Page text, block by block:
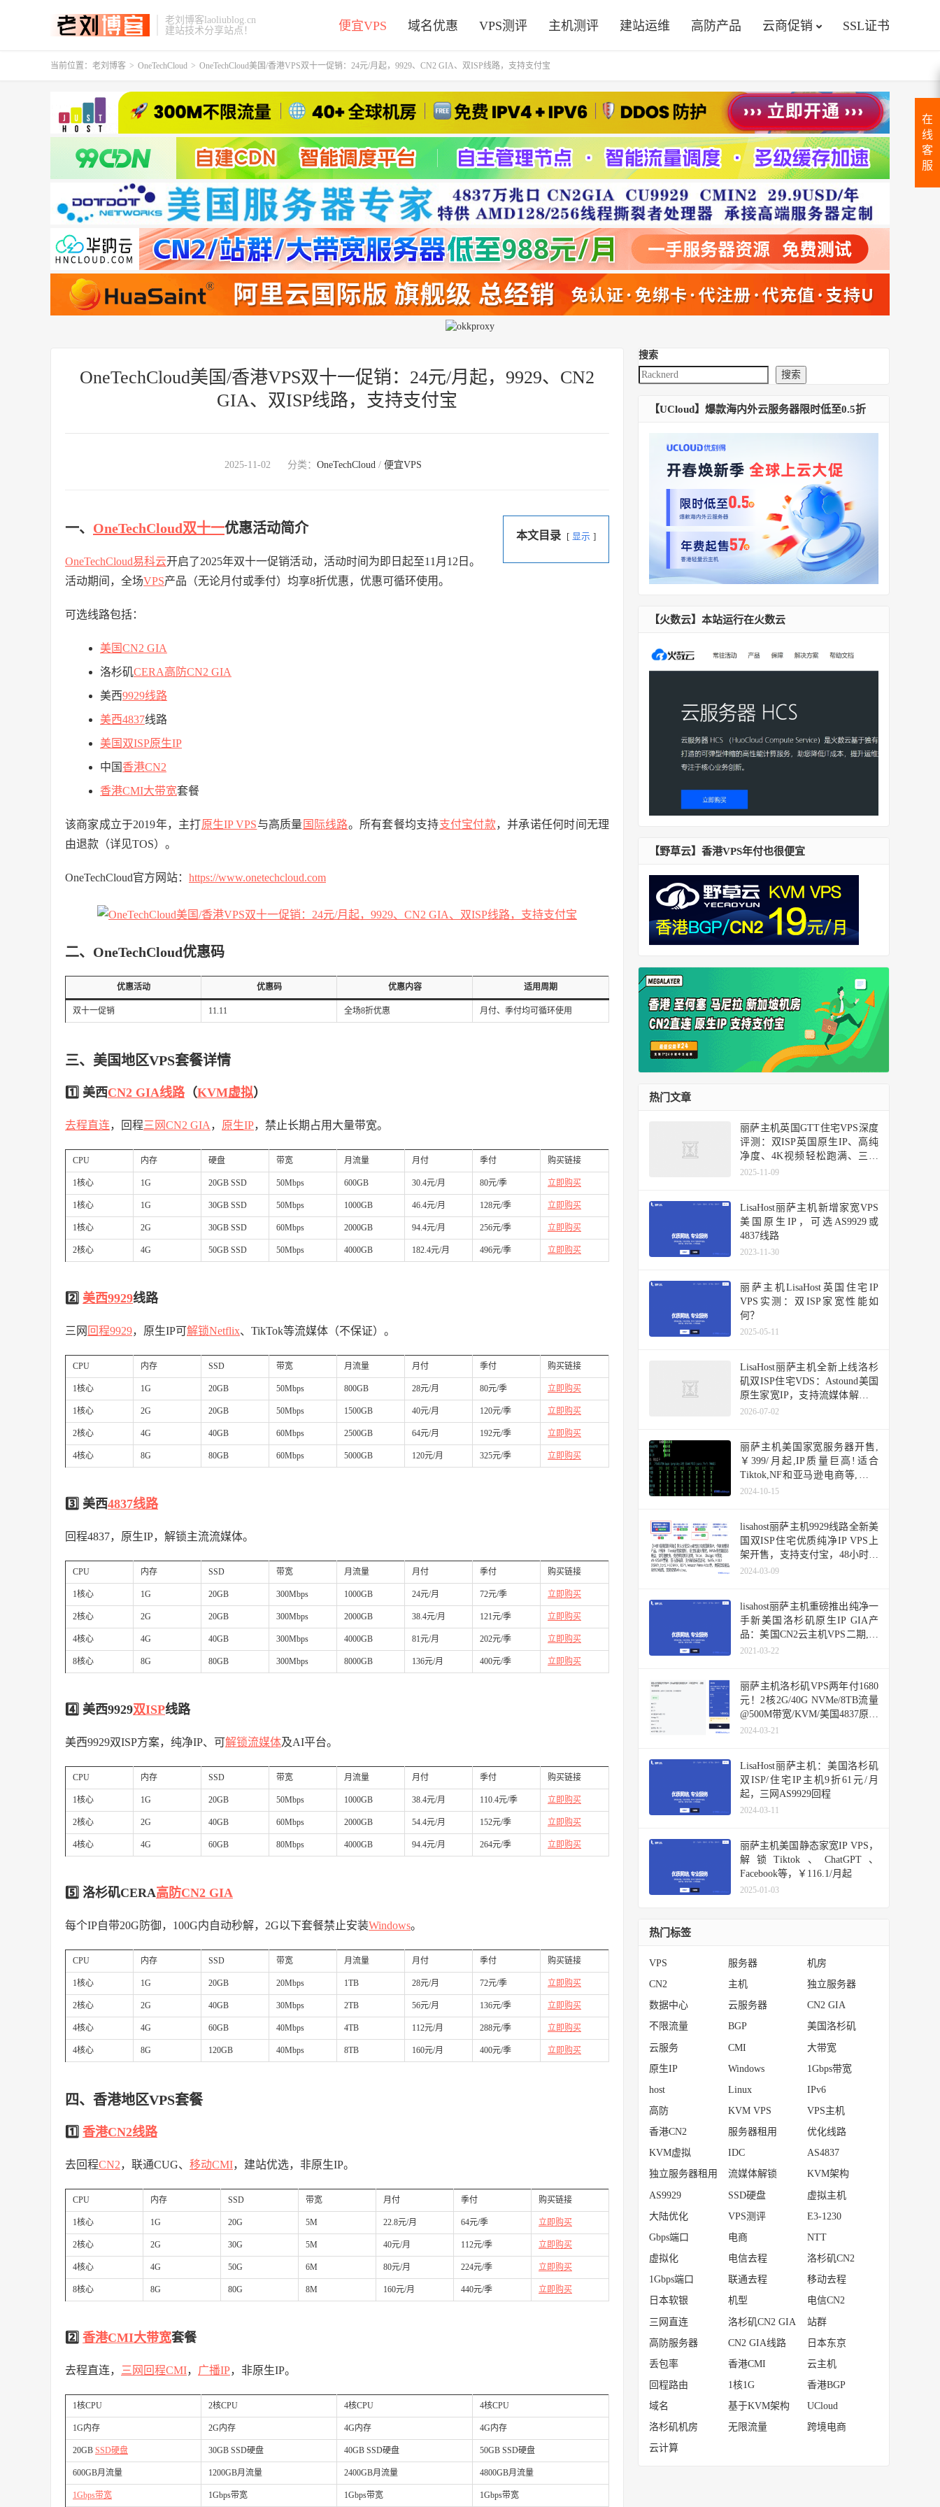
老刘博客laoliublog.cn
建站技术分享站点！
便宜VPS 域名优惠 VPS测评 主机测评 建站运维 高防产品 云商促销 SSL证书
当前位置： 老刘博客 > OneTechCloud > OneTechCloud美国/香港VPS双十一促销：24元/月起，9929、CN2 GIA、双ISP线路，支持支付宝
OneTechCloud美国/香港VPS双十一促销：24元/月起，9929、CN2
GIA、双ISP线路，支持支付宝
2025-11-02 分类： OneTechCloud / 便宜VPS
本文目录 显示
一、 OneTechCloud双十一优惠活动简介
OneTechCloud易科云开启了2025年双十一促销活动，活动时间为即日起至11月12日。
活动期间，全场VPS产品（无论月付或季付）均享8折优惠，优惠可循环使用。
可选线路包括：
美国CN2 GIA
洛杉矶CERA高防CN2 GIA
美西9929线路
美西4837线路
美国双ISP原生IP
中国 香港CN2
香港CMI大带宽套餐
该商家成立于2019年，主打原生IP VPS与高质量 国际线路。所有套餐均支持支付宝付款，并承诺任何时间无理
由退款（详见TOS）。
OneTechCloud官方网站： https://www.onetechcloud.com
二、OneTechCloud优惠码
优惠活动 优惠码 优惠内容 适用周期
双十一促销 11.11 全场8折优惠 月付、季付均可循环使用
三、美国地区VPS套餐详情
1️⃣ 美西CN2 GIA线路（KVM虚拟）
去程直连，回程三网CN2 GIA ， 原生IP，禁止长期占用大量带宽。
CPU 内存 硬盘 带宽 月流量 月付 季付 购买链接
1核心 1G 20GB SSD 50Mbps 600GB 30.4元/月 80元/季 立即购买
1核心 1G 30GB SSD 50Mbps 1000GB 46.4元/月 128元/季 立即购买
1核心 2G 30GB SSD 60Mbps 2000GB 94.4元/月 256元/季 立即购买
2核心 4G 50GB SSD 50Mbps 4000GB 182.4元/月 496元/季 立即购买
2️⃣ 美西9929线路
三网 回程9929，原生IP可解锁Netflix、TikTok等流媒体（不保证）。
CPU 内存 SSD 带宽 月流量 月付 季付 购买链接
1核心 1G 20GB 50Mbps 800GB 28元/月 80元/季 立即购买
1核心 2G 20GB 50Mbps 1500GB 40元/月 120元/季 立即购买
2核心 4G 40GB 60Mbps 2500GB 64元/月 192元/季 立即购买
4核心 8G 80GB 60Mbps 5000GB 120元/月 325元/季 立即购买
3️⃣ 美西4837线路
回程4837，原生IP，解锁主流流媒体。
CPU 内存 SSD 带宽 月流量 月付 季付 购买链接
1核心 1G 20GB 300Mbps 1000GB 24元/月 72元/季 立即购买
2核心 2G 20GB 300Mbps 2000GB 38.4元/月 121元/季 立即购买
4核心 4G 40GB 300Mbps 4000GB 81元/月 202元/季 立即购买
8核心 8G 80GB 300Mbps 8000GB 136元/月 400元/季 立即购买
4️⃣ 美西9929双ISP线路
美西9929双ISP方案，纯净IP、可解锁流媒体及AI平台。
CPU 内存 SSD 带宽 月流量 月付 季付 购买链接
1核心 1G 20GB 50Mbps 1000GB 38.4元/月 110.4元/季 立即购买
2核心 2G 40GB 60Mbps 2000GB 54.4元/月 152元/季 立即购买
4核心 4G 60GB 80Mbps 4000GB 94.4元/月 264元/季 立即购买
5️⃣ 洛杉矶CERA高防CN2 GIA
每个IP自带20G防御，100G内自动秒解，2G以下套餐禁止安装Windows。
CPU 内存 SSD 带宽 月流量 月付 季付 购买链接
1核心 1G 20GB 20Mbps 1TB 28元/月 72元/季 立即购买
2核心 2G 40GB 30Mbps 2TB 56元/月 136元/季 立即购买
4核心 4G 60GB 40Mbps 4TB 112元/月 288元/季 立即购买
4核心 8G 120GB 40Mbps 8TB 160元/月 400元/季 立即购买
四、香港地区VPS套餐
1️⃣ 香港CN2线路
去回程CN2，联通CUG、 移动CMI，建站优选，非原生IP。
CPU 内存 SSD 带宽 月付 季付 购买链接
1核心 1G 20G 5M 22.8元/月 64元/季 立即购买
2核心 2G 30G 5M 40元/月 112元/季 立即购买
4核心 4G 50G 6M 80元/月 224元/季 立即购买
8核心 8G 80G 8M 160元/月 440元/季 立即购买
2️⃣ 香港CMI大带宽套餐
去程直连， 三网回程CMI， 广播IP，非原生IP。
1核CPU 2核CPU 4核CPU 4核CPU
1G内存 2G内存 4G内存 4G内存
20GB SSD硬盘 30GB SSD硬盘 40GB SSD硬盘 50GB SSD硬盘
600GB月流量 1200GB月流量 2400GB月流量 4800GB月流量
1Gbps带宽 1Gbps带宽 1Gbps带宽 1Gbps带宽
搜索
搜索
【UCloud】爆款海内外云服务器限时低至0.5折
【火数云】本站运行在火数云
【野草云】香港VPS年付也很便宜
热门文章
丽萨主机英国GTT住宅VPS深度
评测：双ISP英国原生IP、高纯
净度、4K视频轻松跑满、三网
基本直连
2025-11-09
LisaHost丽萨主机新增家宽VPS
美国原生IP，可选AS9929或
4837线路
2023-11-30
丽萨主机LisaHost英国住宅IP
VPS实测：双ISP家宽性能如
何？
2025-05-11
LisaHost丽萨主机全新上线洛杉
矶双ISP住宅VDS：Astound美国
原生家宽IP，支持流媒体解锁与
跨境应用
2026-07-02
丽萨主机美国家宽服务器开售,
￥399/月起,IP质量巨高!适合
Tiktok,NF和亚马逊电商等,支持
Windows
2024-10-15
lisahost丽萨主机9929线路全新美
国双ISP住宅优质纯净IP VPS上
架开售，支持支付宝，48小时无
条件退款
2024-03-09
lisahost丽萨主机重磅推出纯净一
手新美国洛杉矶原生IP GIA产
品：美国CN2云主机VPS二期,解
锁大部分流媒体和TIKTOK等
2021-03-22
丽萨主机洛杉矶VPS两年付1680
元！2核2G/40G NVMe/8TB流量
@500M带宽/KVM/美国4837原生
IP，48h内可退款
2024-03-21
LisaHost丽萨主机：美国洛杉矶
双ISP/住宅IP主机9折61元/月
起，三网AS9929回程
2024-03-11
丽萨主机美国静态家宽IP VPS，
解锁Tiktok、ChatGPT、
Facebook等，￥116.1/月起
2025-01-03
热门标签
VPS 服务器 机房
CN2 主机 独立服务器
数据中心 云服务器 CN2 GIA
不限流量 BGP 美国洛杉矶
云服务 CMI 大带宽
原生IP Windows 1Gbps带宽
host Linux IPv6
高防 KVM VPS VPS主机
香港CN2 服务器租用 优化线路
KVM虚拟 IDC AS4837
独立服务器租用 流媒体解锁 KVM架构
AS9929 SSD硬盘 虚拟主机
大陆优化 VPS测评 E3-1230
Gbps端口 电商 NTT
虚拟化 电信去程 洛杉矶CN2
1Gbps端口 联通去程 移动去程
日本软银 机型 电信CN2
三网直连 洛杉矶CN2 GIA 站群
高防服务器 CN2 GIA线路 日本东京
丢包率 香港CMI 云主机
回程路由 1核1G 香港BGP
域名 基于KVM架构 UCloud
洛杉矶机房 无限流量 跨境电商
云计算
在
线
客
服